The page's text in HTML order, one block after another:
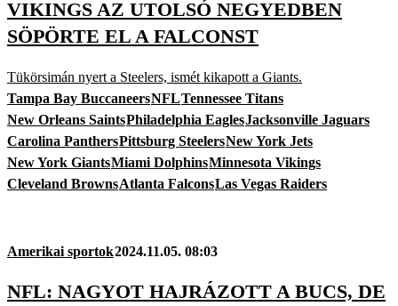
VIKINGS AZ UTOLSÓ NEGYEDBEN
SÖPÖRTE EL A FALCONST
Tükörsimán nyert a Steelers, ismét kikapott a Giants.
Tampa Bay BuccaneersNFLTennessee Titans
New Orleans SaintsPhiladelphia EaglesJacksonville Jaguars
Carolina PanthersPittsburg SteelersNew York Jets
New York GiantsMiami DolphinsMinnesota Vikings
Cleveland BrownsAtlanta FalconsLas Vegas Raiders
Amerikai sportok2024.11.05. 08:03
NFL: NAGYOT HAJRÁZOTT A BUCS, DE